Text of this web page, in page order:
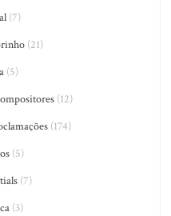
(7)
(21)
(5)
(12)
(174)
(5)
(7)
(3)